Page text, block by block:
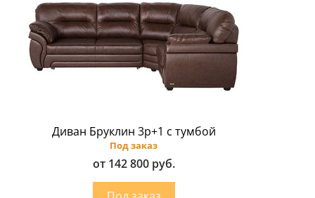
Диван Бруклин 3p+1 с тумбой
Под заказ
от 142 800 руб.